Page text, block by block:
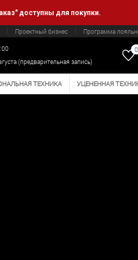
доступны для покупки.
Проектный бизнес Программа
(предварительная запись)
0
ТЕХНИКА УЦЕНЕННАЯ